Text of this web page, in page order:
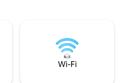
condicionado
apartamento. Toalhas de piscina,
banheiro e
fornecidas. Estacionamento secreto
Wi-Fi